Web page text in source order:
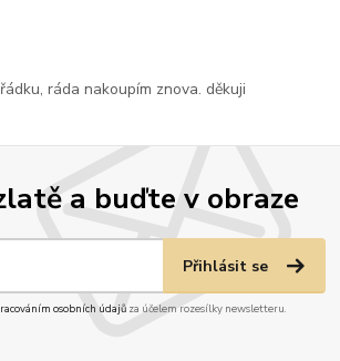
a buďte v obraze
Přihlásit se
osobních údajůza účelem rozesílky newsletteru.
ráda nakoupím znova. děkuji